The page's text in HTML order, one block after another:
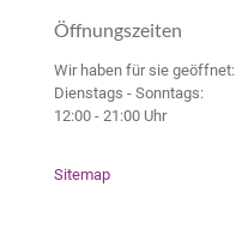
Öffnungszeiten
Wir haben für sie geöffnet:
Dienstags - Sonntags:
12:00 - 21:00 Uhr
Sitemap